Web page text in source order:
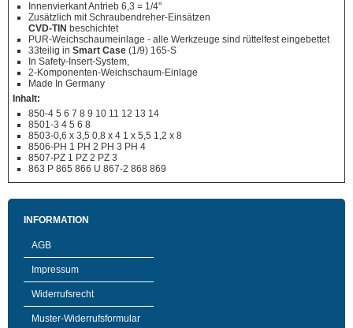
Innenvierkant Antrieb 6,3 = 1/4"
Zusätzlich mit Schraubendreher-Einsätzen
CVD-TIN beschichtet
PUR-Weichschaumeinlage - alle Werkzeuge sind rüttelfest eingebettet
33teilig in Smart Case (1/9) 165-S
In Safety-Insert-System,
2-Komponenten-Weichschaum-Einlage
Made In Germany
Inhalt:
850-4 5 6 7 8 9 10 11 12 13 14
8501-3 4 5 6 8
8503-0,6 x 3,5 0,8 x 4 1 x 5,5 1,2 x 8
8506-PH 1 PH 2 PH 3 PH 4
8507-PZ 1 PZ 2 PZ 3
863 P 865 866 U 867-2 868 869
INFORMATION
AGB
Impressum
Widerrufsrecht
Muster-Widerrufsformular